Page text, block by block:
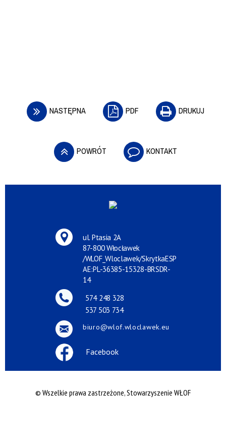
NASTĘPNA PDF DRUKUJ
POWRÓT KONTAKT
ul. Ptasia 2A
87-800 Włocławek
/WLOF_Wloclawek/SkrytkaESP
AE:PL-36385-15328-BRSDR-
14
574 248 328
537 503 734
biuro@wlof.wloclawek.eu
Facebook
© Wszelkie prawa zastrzeżone, Stowarzyszenie WŁOF